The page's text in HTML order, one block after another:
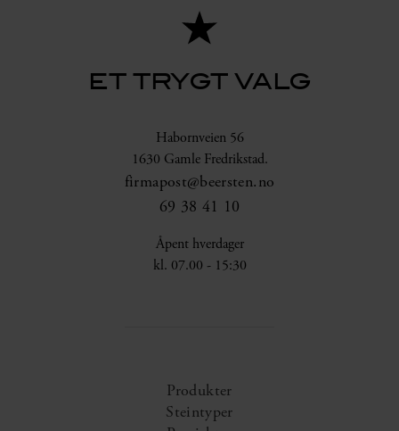
ET TRYGT VALG
Habornveien 56
1630 Gamle Fredrikstad.
firmapost@beersten.no
69 38 41 10
Åpent hverdager
kl. 07.00 - 15:30
Produkter
Steintyper